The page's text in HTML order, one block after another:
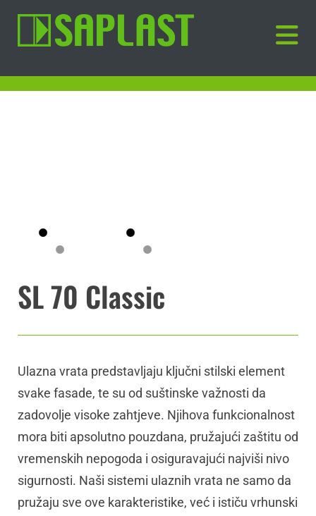
SL 70 Classic
Ulazna vrata predstavljaju ključni stilski element
svake fasade, te su od suštinske važnosti da
zadovolje visoke zahtjeve. Njihova funkcionalnost
mora biti apsolutno pouzdana, pružajući zaštitu od
vremenskih nepogoda i osiguravajući najviši nivo
sigurnosti. Naši sistemi ulaznih vrata ne samo da
pružaju sve ove karakteristike, već i ističu vrhunski